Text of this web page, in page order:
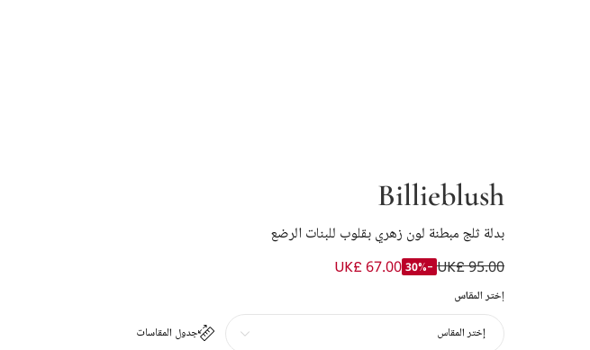
Billieblush
بدلة ثلج مبطنة لون زهري بقلوب للبنات الرضع
UK£ 95.00
-30%
UK£ 67.00
إختر المقاس
جدول المقاسات إختر المقاس